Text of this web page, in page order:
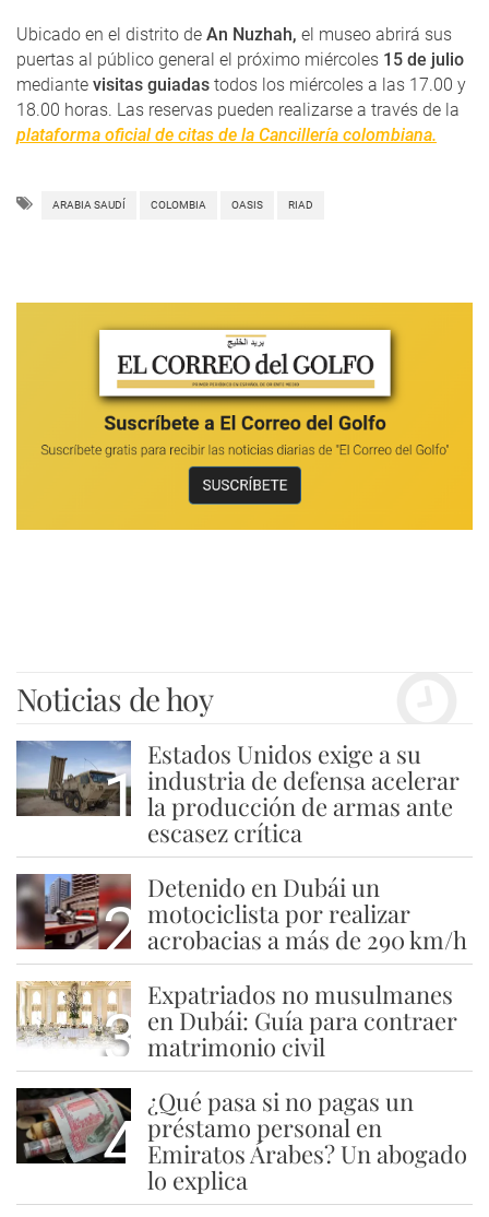
Ubicado en el distrito de An Nuzhah, el museo abrirá sus
puertas al público general el próximo miércoles 15 de julio
mediante visitas guiadas todos los miércoles a las 17.00 y
18.00 horas. Las reservas pueden realizarse a través de la
plataforma oficial de citas de la Cancillería colombiana.
ARABIA SAUDÍ COLOMBIA OASIS RIAD
Noticias de hoy
1
Estados Unidos exige a su
industria de defensa acelerar
la producción de armas ante
escasez crítica
2
Detenido en Dubái un
motociclista por realizar
acrobacias a más de 290 km/h
3
Expatriados no musulmanes
en Dubái: Guía para contraer
matrimonio civil
4
¿Qué pasa si no pagas un
préstamo personal en
Emiratos Árabes? Un abogado
lo explica